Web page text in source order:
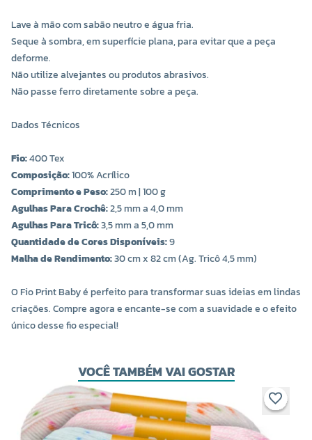
Lave à mão com sabão neutro e água fria.
Seque à sombra, em superfície plana, para evitar que a peça
deforme.
Não utilize alvejantes ou produtos abrasivos.
Não passe ferro diretamente sobre a peça.
Dados Técnicos
Fio:400 Tex
Composição:100% Acrílico
Comprimento e Peso:250 m | 100 g
Agulhas Para Crochê:2,5 mm a 4,0 mm
Agulhas Para Tricô:3,5 mm a 5,0 mm
Quantidade de Cores Disponíveis:9
Malha de Rendimento:30 cm x 82 cm (Ag. Tricô 4,5 mm)
O Fio Print Baby é perfeito para transformar suas ideias em lindas
criações. Compre agora e encante-se com a suavidade e o efeito
único desse fio especial!
VOCÊ TAMBÉM VAI GOSTAR